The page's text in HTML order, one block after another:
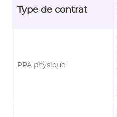
Type de contrat
PPA physique